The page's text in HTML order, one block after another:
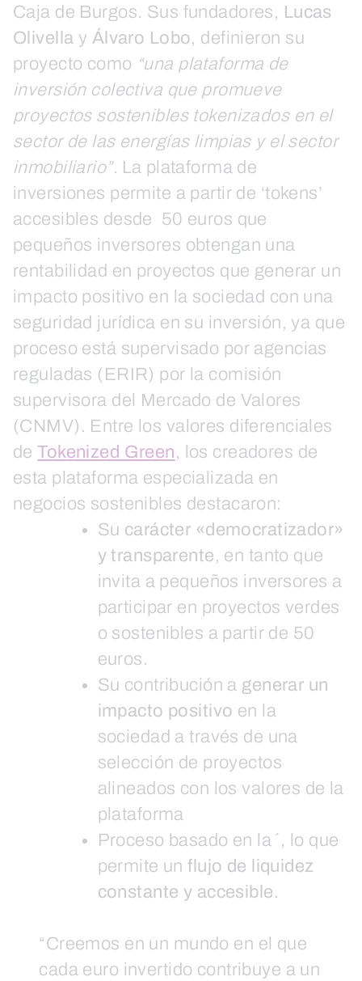
Caja de Burgos. Sus fundadores, Lucas
Olivella y Álvaro Lobo, definieron su
proyecto como “una plataforma de
inversión colectiva que promueve
proyectos sostenibles tokenizados en el
sector de las energías limpias y el sector
inmobiliario”. La plataforma de
inversiones permite a partir de ‘tokens’
accesibles desde 50 euros que
pequeños inversores obtengan una
rentabilidad en proyectos que generar un
impacto positivo en la sociedad con una
seguridad jurídica en su inversión, ya que
proceso está supervisado por agencias
reguladas (ERIR) por la comisión
supervisora del Mercado de Valores
(CNMV). Entre los valores diferenciales
deTokenized Green, los creadores de
esta plataforma especializada en
negocios sostenibles destacaron:
Su carácter «democratizador»
y transparente, en tanto que
invita a pequeños inversores a
participar en proyectos verdes
o sostenibles a partir de 50
euros.
Su contribución a generar un
impacto positivo en la
sociedad a través de una
selección de proyectos
alineados con los valores de la
plataforma
Proceso basado en la ́ , lo que
permite unflujo de liquidez
constante y accesible.
“Creemos en un mundo en el que
cada euro invertido contribuye a un